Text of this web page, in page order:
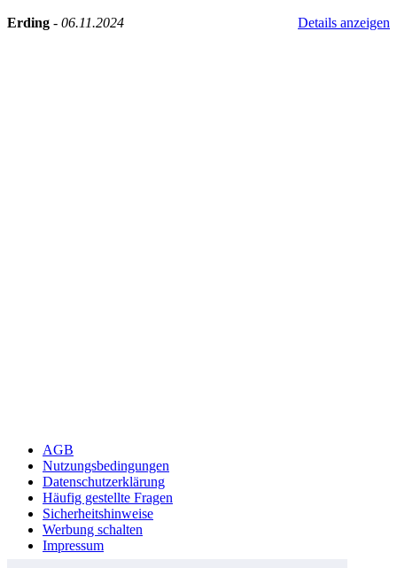
Erding - 06.11.2024 Details anzeigen
AGB
Nutzungsbedingungen
Datenschutzerklärung
Häufig gestellte Fragen
Sicherheitshinweise
Werbung schalten
Impressum